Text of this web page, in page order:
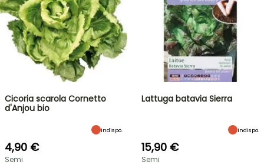
Cicoria scarola Cornetto
d'Anjou bio
Indispo.
4,90 €
Semi
Lattuga batavia Sierra
Indispo.
15,90 €
Semi